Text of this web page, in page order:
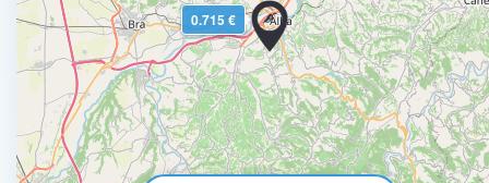
0.715 €